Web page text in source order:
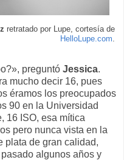
retratado por Lupe, cortesía de
HelloLupe.com
preguntó Jessica.
mucho decir 16, pues
éramos los preocupados
90 en la Universidad
16 ISO, esa mítica
pero nunca vista en la
plata de gran calidad,
algunos años y